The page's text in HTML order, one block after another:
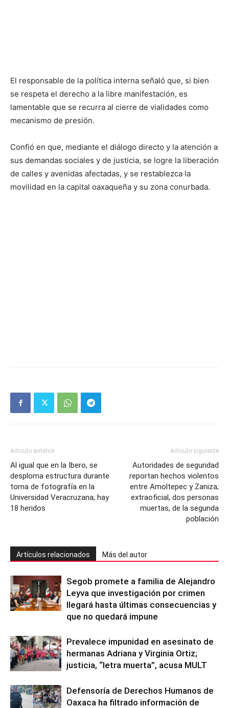
El responsable de la política interna señaló que, si bien
se respeta el derecho a la libre manifestación, es
lamentable que se recurra al cierre de vialidades como
mecanismo de presión.
Confió en que, mediante el diálogo directo y la atención a
sus demandas sociales y de justicia, se logre la liberación
de calles y avenidas afectadas, y se restablezca la
movilidad en la capital oaxaqueña y su zona conurbada.
Artículo anterior
Al igual que en la Ibero, se
desploma estructura durante
toma de fotografía en la
Universidad Veracruzana; hay
18 heridos
Artículo siguiente
Autoridades de seguridad
reportan hechos violentos
entre Amoltepec y Zaniza;
extraoficial, dos personas
muertas, de la segunda
población
Artículos relacionados Más del autor
Segob promete a familia de Alejandro
Leyva que investigación por crimen
llegará hasta últimas consecuencias y
que no quedará impune
Prevalece impunidad en asesinato de
hermanas Adriana y Virginia Ortiz;
justicia, “letra muerta”, acusa MULT
Defensoría de Derechos Humanos de
Oaxaca ha filtrado información de